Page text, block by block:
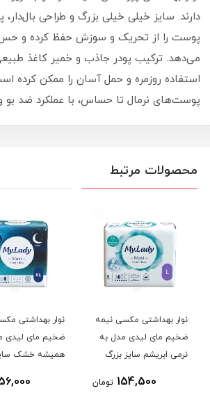
دارند. سایز خیلی خیلی بزرگ و طراحی
پوست را از تحریک و سوزش حفظ کرده و حس
می‌دهد. ترکیب پودر جاذب و خمیر کاغذ
استفاده روزمره و حمل آسان را ممکن کرده
پوست‌های نرمال تا حساس، با عملکرد ضد بو
محصولات مرتبط
نوار بهداشتی مکسی نیمه
ضخیم مای لیدی مدل به
نرمی ابریشم سایز بزرگ
154,500 تومان
نوار بهداشتی مکسی نیمه
ضخیم مای لیدی مدل
همیشه خشک سایز خیلی
156,000